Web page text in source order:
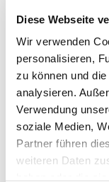
Diese Webseite
Wir verwenden
personalisieren,
zu können und
analysieren.
Verwendung
soziale Medien,
Partner führen
weiteren Daten